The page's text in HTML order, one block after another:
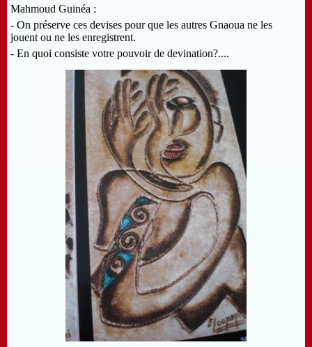
Mahmoud Guinéa :
- On préserve ces devises pour que les autres Gnaoua ne les
jouent ou ne les enregistrent.
- En quoi consiste votre pouvoir de devination?....